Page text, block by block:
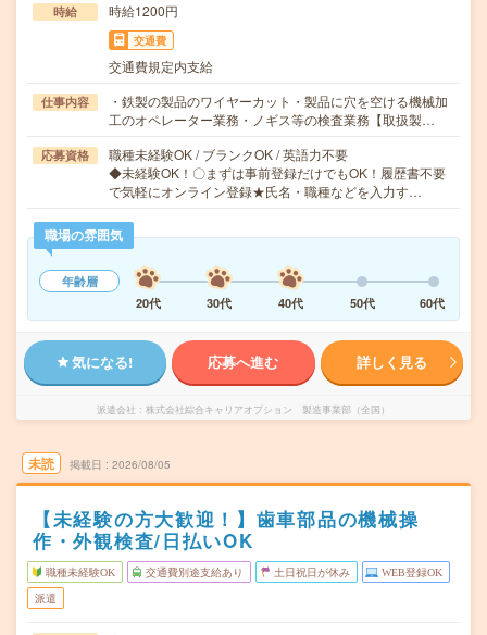
時給 時給1200円
交通費
交通費規定内支給
仕事内容
・鉄製の製品のワイヤーカット・製品に穴を空ける機械加
工のオペレーター業務・ノギス等の検査業務【取扱製…
応募資格
職種未経験OK / ブランクOK / 英語力不要
◆未経験OK！〇まずは事前登録だけでもOK！履歴書不要
で気軽にオンライン登録★氏名・職種などを入力す…
職場の雰囲気
年齢層
20代
30代 40代 50代 60代
気になる! 応募へ進む 詳しく見る
派遣会社 株式会社綜合キャリアオプション 製造事業部（全国）
未読 掲載日 2026/08/05
【未経験の方大歓迎！】歯車部品の機械操
作・外観検査/日払いOK
職種未経験OK 交通費別途支給あり 土日祝日が休み WEB登録OK
派遣